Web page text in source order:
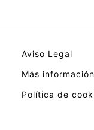
Aviso Legal
Más
Política de